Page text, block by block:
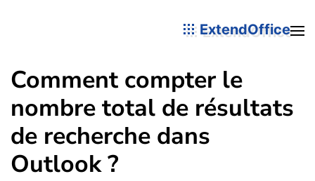
ExtendOffice
Comment compter le
nombre total de résultats
de recherche dans
Outlook ?